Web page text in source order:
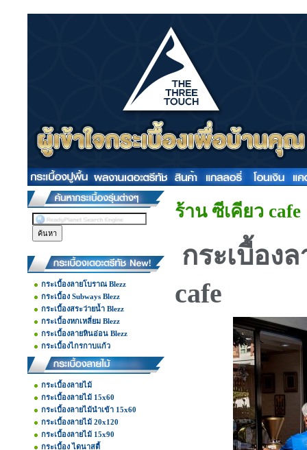
กระเบื้องลายโบราณ Blezz
กระเบื้อง Subways Blezz
กระเบื้องสระว่ายน้ำ Blezz
กระเบื้องหกเหลี่ยม Blezz
กระเบื้องลายหินอ่อน Blezz
กระเบื้องไกรกาบแก้ว
กระเบื้องลายไม้
กระเบื้องลายไม้ 15x60
กระเบื้องลายไม้นำเข้า 15x60
กระเบื้องลายไม้ 20x120
กระเบื้องลายไม้ 15x90
กระเบื้อง ไดนาสตี้
ร้าน ซีเคียว cafe
กระเบื้อง
cafe